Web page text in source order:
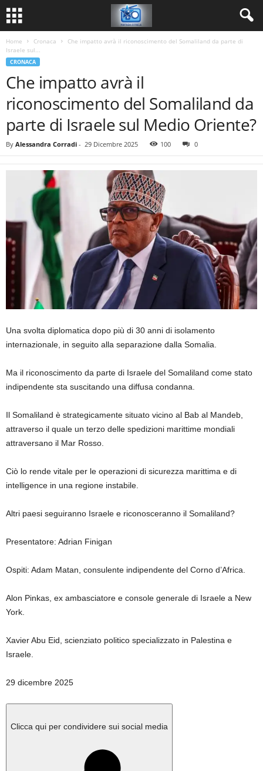
Home Cronaca
Che impatto avrà il riconoscimento del Somaliland da parte di
Israele sul...
CRONACA
Che impatto avrà il
riconoscimento del Somaliland da
parte di Israele sul Medio Oriente?
By Alessandra Corradi - 29 Dicembre 2025 100 0
Una svolta diplomatica dopo più di 30 anni di isolamento
internazionale, in seguito alla separazione dalla Somalia.
Ma il riconoscimento da parte di Israele del Somaliland come stato
indipendente sta suscitando una diffusa condanna.
Il Somaliland è strategicamente situato vicino al Bab al Mandeb,
attraverso il quale un terzo delle spedizioni marittime mondiali
attraversano il Mar Rosso.
Ciò lo rende vitale per le operazioni di sicurezza marittima e di
intelligence in una regione instabile.
Altri paesi seguiranno Israele e riconosceranno il Somaliland?
Presentatore: Adrian Finigan
Ospiti: Adam Matan, consulente indipendente del Corno d’Africa.
Alon Pinkas, ex ambasciatore e console generale di Israele a New
York.
Xavier Abu Eid, scienziato politico specializzato in Palestina e
Israele.
Pubblicato
dicembre
29 dicembre 2025
Clicca qui per condividere sui social media